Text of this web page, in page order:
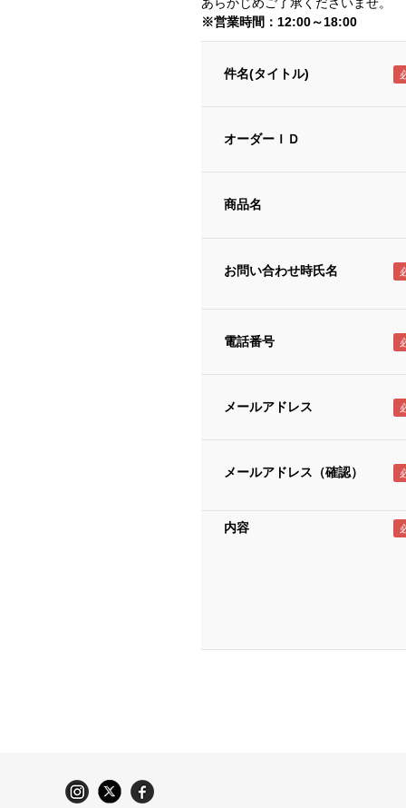
※営業時間：12:00～18:00
件名(タイトル)
オーダーＩＤ
商品名
お問い合わせ時氏名
電話番号
メールアドレス
メールアドレス（確認）
内容